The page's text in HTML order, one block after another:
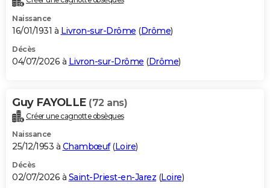
Naissance
16/01/1931 à Livron-sur-Drôme (Drôme)
Décès
04/07/2026 à Livron-sur-Drôme (Drôme)
Guy FAYOLLE (72 ans)
Créer une cagnotte obsèques
Naissance
25/12/1953 à Chambœuf(Loire)
Décès
02/07/2026 à Saint-Priest-en-Jarez (Loire)